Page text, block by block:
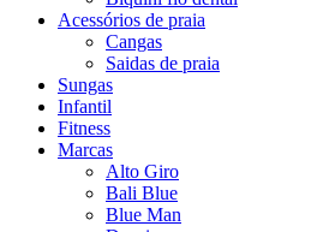
Acessórios de praia
Cangas
Saidas de praia
Sungas
Infantil
Fitness
Marcas
Alto Giro
Bali Blue
Blue Man